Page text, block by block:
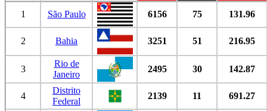
1 São Paulo 6156 75 131.96
2 Bahia 3251 51 216.95
3
Rio de
Janeiro
2495 30 142.87
4
Distrito
Federal
2139 11 691.27